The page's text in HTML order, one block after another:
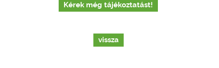
Kérek még tájékoztatást!
vissza